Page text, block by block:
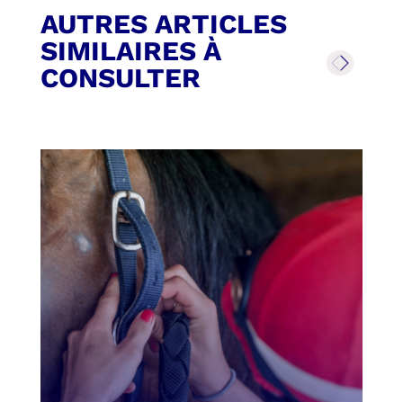
AUTRES ARTICLES
SIMILAIRES À
CONSULTER